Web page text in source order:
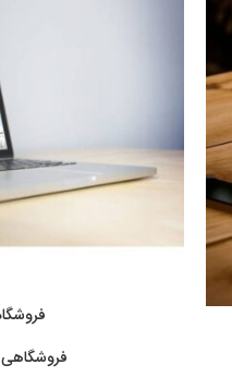
فروشگاهی